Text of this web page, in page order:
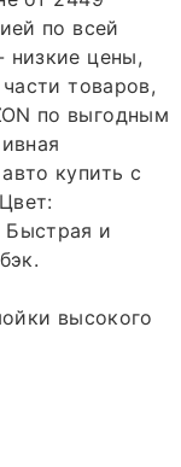
по всей
низкие цены,
товаров,
по выгодным
купить с
Быстрая и
высокого